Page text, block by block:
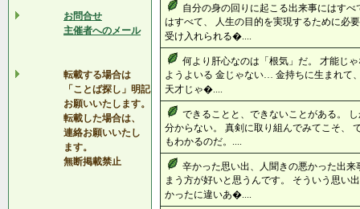
お問合せ
主催者へのメール
転載する場合は
「ことば探し」明記
お願いいたします。
転載した場合は、
連絡お願いいたし
ます。
無断掲載禁止
自分の身の回りに起こる出来事にはす
はすべて、 人生の目的を実現するために必
受け入れられる�....
何より肝心なのは「根気」だ。 才能じ
ようよいる 金じゃない… 金持ちに生まれて
天才じゃ�....
できることと、できないことがある。
分からない。 真剣に取り組んでみてこそ、
もわかるのだ。....
辛かった思い出、人聞きの悪かった出
まう方が好いと思うんです。 そういう思い
かったに違いあ�....